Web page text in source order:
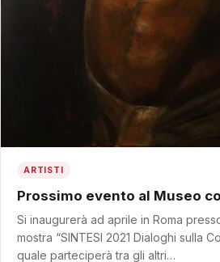
ARTISTI
Prossimo evento al Museo
Si inaugurerà ad aprile in Roma
mostra “SINTESI 2021 Dialoghi sulla
quale parteciperà tra gli altri…